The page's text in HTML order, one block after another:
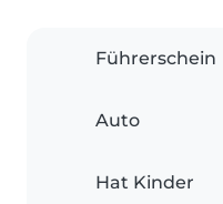
Führerschein
Auto
Hat Kinder